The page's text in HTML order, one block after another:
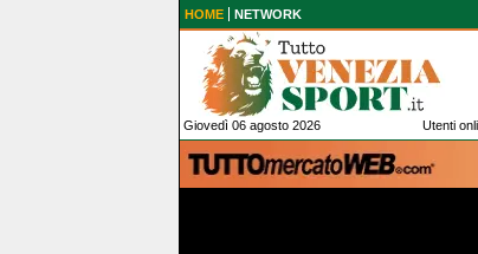
HOME NETWORK
Giovedì 06 agosto 2026 Utenti